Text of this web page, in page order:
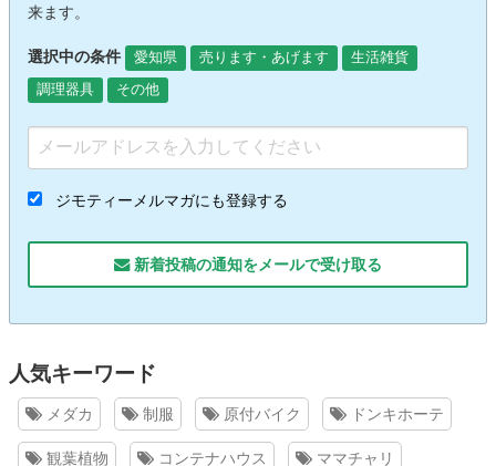
来ます。
選択中の条件 愛知県 売ります・あげます
生活雑貨
調理器具
その他
ジモティーメルマガにも登録する
新着投稿の通知をメールで受け取る
人気キーワード
メダカ 制服 原付バイク ドンキホーテ
観葉植物 コンテナハウス ママチャリ